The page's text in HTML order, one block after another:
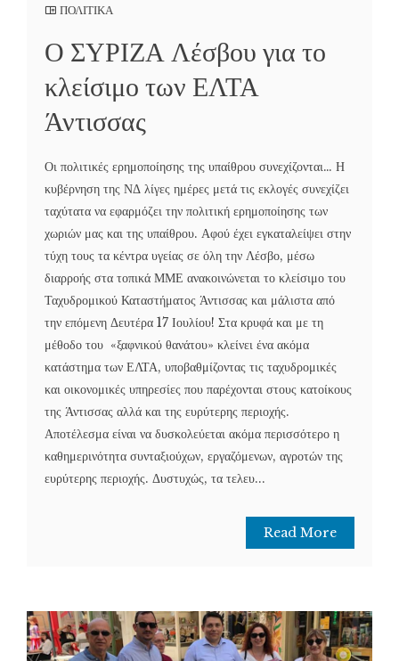
ΠΟΛΙΤΙΚΑ
Ο ΣΥΡΙΖΑ Λέσβου για το
κλείσιμο των ΕΛΤΑ
Άντισσας
Οι πολιτικές ερημοποίησης της υπαίθρου συνεχίζονται… Η
κυβέρνηση της ΝΔ λίγες ημέρες μετά τις εκλογές συνεχίζει
ταχύτατα να εφαρμόζει την πολιτική ερημοποίησης των
χωριών μας και της υπαίθρου. Αφού έχει εγκαταλείψει στην
τύχη τους τα κέντρα υγείας σε όλη την Λέσβο, μέσω
διαρροής στα τοπικά ΜΜΕ ανακοινώνεται το κλείσιμο του
Ταχυδρομικού Καταστήματος Άντισσας και μάλιστα από
την επόμενη Δευτέρα 17 Ιουλίου! Στα κρυφά και με τη
μέθοδο του «ξαφνικού θανάτου» κλείνει ένα ακόμα
κατάστημα των ΕΛΤΑ, υποβαθμίζοντας τις ταχυδρομικές
και οικονομικές υπηρεσίες που παρέχονται στους κατοίκους
της Άντισσας αλλά και της ευρύτερης περιοχής.
Αποτέλεσμα είναι να δυσκολεύεται ακόμα περισσότερο η
καθημερινότητα συνταξιούχων, εργαζόμενων, αγροτών της
ευρύτερης περιοχής. Δυστυχώς, τα τελευ...
Read More